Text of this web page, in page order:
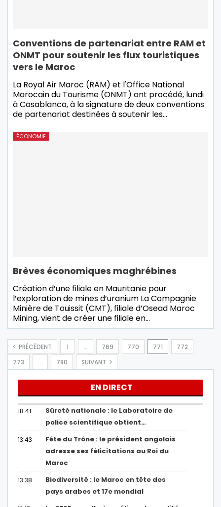
Conventions de partenariat entre RAM et
ONMT pour soutenir les flux touristiques
vers le Maroc
La Royal Air Maroc (RAM) et l'Office National
Marocain du Tourisme (ONMT) ont procédé, lundi
à Casablanca, à la signature de deux conventions
de partenariat destinées à soutenir les…
ÉCONOMIE
Brèves économiques maghrébines
Création d’une filiale en Mauritanie pour
l’exploration de mines d’uranium La Compagnie
Minière de Touissit (CMT), filiale d’Osead Maroc
Mining, vient de créer une filiale en…
PRÉCÉDENT 1 … 769 770 771
772
773
… 780 SUIVANT
EN DIRECT
18:41
Sûreté nationale : le Laboratoire de
police scientifique obtient…
13:43
Fête du Trône : le président angolais
adresse ses félicitations au Roi du
Maroc
13:38
Biodiversité : le Maroc en tête des
pays arabes et 17e mondial